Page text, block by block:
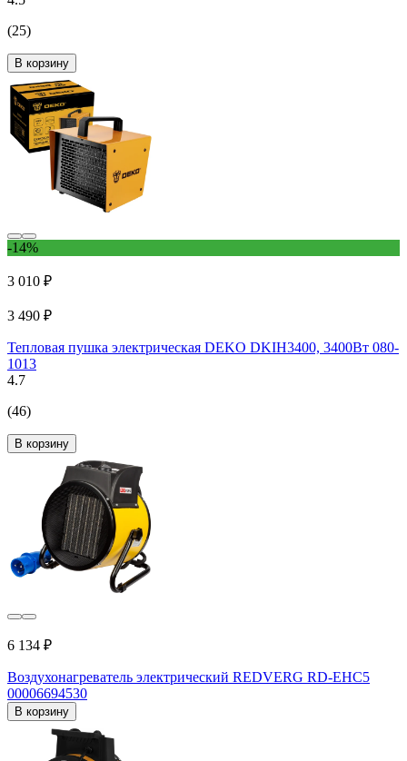
(25)
В корзину
-14%
3 010 ₽
3 490 ₽
Тепловая пушка электрическая DEKO DKIH3400, 3400Вт 080-
1013
4.7
(46)
В корзину
6 134 ₽
Воздухонагреватель электрический REDVERG RD-EHC5
00006694530
В корзину